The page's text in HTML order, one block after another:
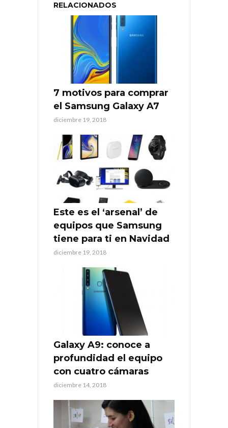
RELACIONADOS
7 motivos para comprar
el Samsung Galaxy A7
diciembre 19, 2018
Este es el ‘arsenal’ de
equipos que Samsung
tiene para ti en Navidad
diciembre 19, 2018
Galaxy A9: conoce a
profundidad el equipo
con cuatro cámaras
diciembre 14, 2018